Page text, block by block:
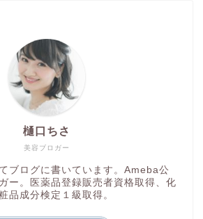
美容ブロガー
樋口ちさ
ブログに書いています。Ameba公
ー。医薬品登録販売者資格取得、化
品成分検定１級取得。